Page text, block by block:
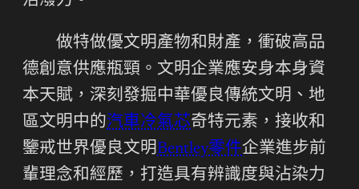
做特做優文明產物和財產，衝破高品
德創意供應瓶頸。文明企業應安身本身資
本天賦，深刻發掘中華優良傳統文明、地
區文明中的汽車冷氣芯奇特元素，接收和
鑒戒世界優良文明Bentley零件企業進步前
輩理念和經歷，打造具有辨識度與沾染力